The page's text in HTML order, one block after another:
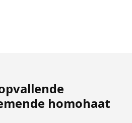
homohaat